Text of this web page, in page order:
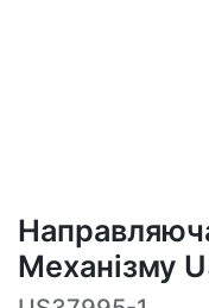
Механізму